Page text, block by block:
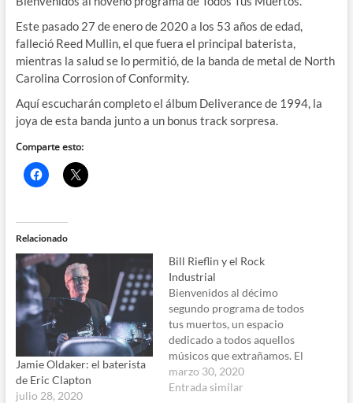
Este pasado 27 de enero de 2020 a los 53 años de edad,
falleció Reed Mullin, el que fuera el principal baterista,
mientras la salud se lo permitió, de la banda de metal de North
Carolina Corrosion of Conformity.
Aquí escucharán completo el álbum Deliverance de 1994, la
joya de esta banda junto a un bonus track sorpresa.
Comparte esto:
Relacionado
Jamie Oldaker: el baterista
de Eric Clapton
julio 28, 2020
Bill Rieflin y el Rock
Industrial
Bienvenidos al décimo
segundo programa de todos
tus muertos, un espacio
dedicado a todos aquellos
músicos que extrañamos. El
2020 será recordado por la
pandemia (por ahora) del
marzo 30, 2020
Entrada similar